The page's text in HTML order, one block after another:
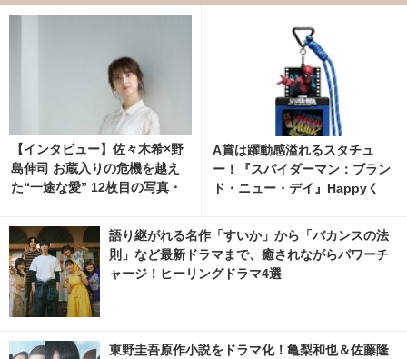
【インタビュー】佐々木希×野
島伸司 お蔵入りの危機を越え
た“一途な愛” 12枚目の写真・
A賞は躍動感溢れるスタチュ
ー！『スパイダーマン：ブラン
ド・ニュー・デイ』Happyく
真・画像 | cinemacafe.net
語り継がれる名作「すいか」から「バカンスの法
則」など最新ドラマまで、癒されながらパワーチ
ャージ！ヒーリングドラマ4選
東野圭吾原作小説をドラマ化！亀梨和也＆佐藤隆